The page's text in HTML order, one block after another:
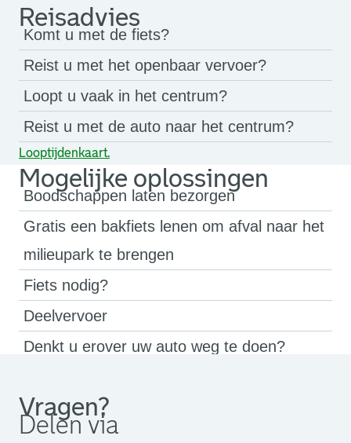
Reisadvies
Komt u met de fiets?
Reist u met het openbaar vervoer?
Loopt u vaak in het centrum?
Reist u met de auto naar het centrum?
Looptijdenkaart.
Mogelijke oplossingen
Boodschappen laten bezorgen
Gratis een bakfiets lenen om afval naar het
milieupark te brengen
Fiets nodig?
Deelvervoer
Denkt u erover uw auto weg te doen?
Vragen?
Delen via